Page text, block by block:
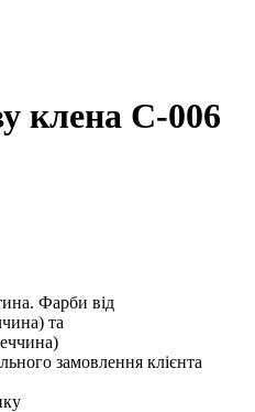
клена С-006
Фарби від
та
замовлення клієнта